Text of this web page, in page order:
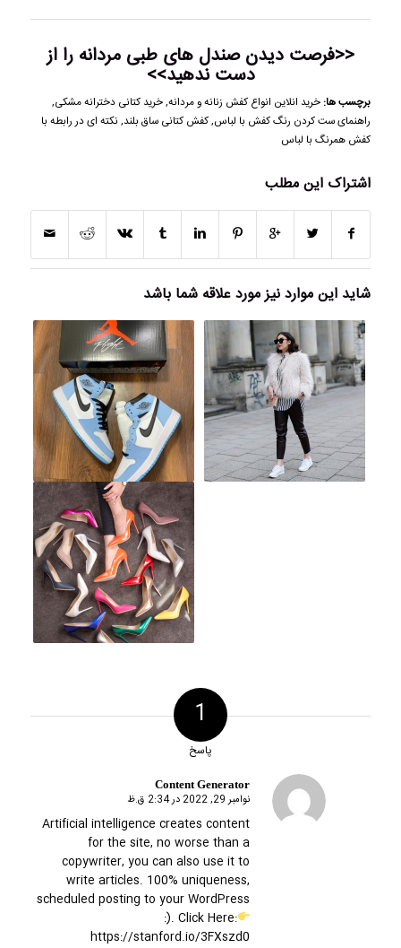
<<فرصت دیدنصندل های طبی مردانه را از
دست ندهید>>
برچسب ها: خرید انلاین انواع کفش زنانه و مردانه,خرید کتانی دخترانه مشکی,
راهنمای ست کردن رنگ کفش با لباس,کفش کتانی ساق بلند, نکته ای در رابطه با
کفش همرنگ با لباس
اشتراک این مطلب
شاید این موارد نیز مورد علاقه شما باشد
1
پاسخ
Content Generator
گفته:
نوامبر 29, 2022 در 2:34 ق.ظ
Artificial intelligence creates content
for the site, no worse than a
copywriter, you can also use it to
write articles. 100% uniqueness,
scheduled posting to your WordPress
:). Click Here:
https://stanford.io/3FXszd0